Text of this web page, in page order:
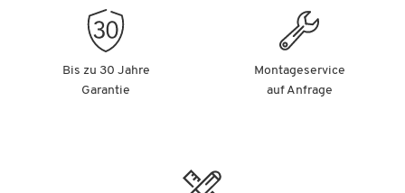
Bis zu 30 Jahre
Garantie
Montageservice
auf Anfrage